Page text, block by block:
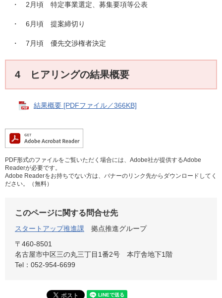
・ 2月頃 特定事業選定、募集要項等公表
・ 6月頃 提案締切り
・ 7月頃 優先交渉権者決定
4 ヒアリングの結果概要
結果概要 [PDFファイル／366KB]
PDF形式のファイルをご覧いただく場合には、Adobe社が提供するAdobe
Readerが必要です。
Adobe Readerをお持ちでない方は、バナーのリンク先からダウンロードしてく
ださい。（無料）
このページに関する問合せ先
スタートアップ推進課
拠点推進グループ
〒460-8501
名古屋市中区三の丸三丁目1番2号 本庁舎地下1階
Tel：052-954-6699